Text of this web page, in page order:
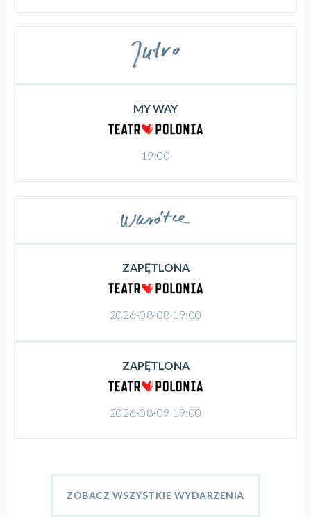
MY WAY
19:00
ZAPĘTLONA
2026-08-08 19:00
ZAPĘTLONA
2026-08-09 19:00
ZOBACZ WSZYSTKIE WYDARZENIA